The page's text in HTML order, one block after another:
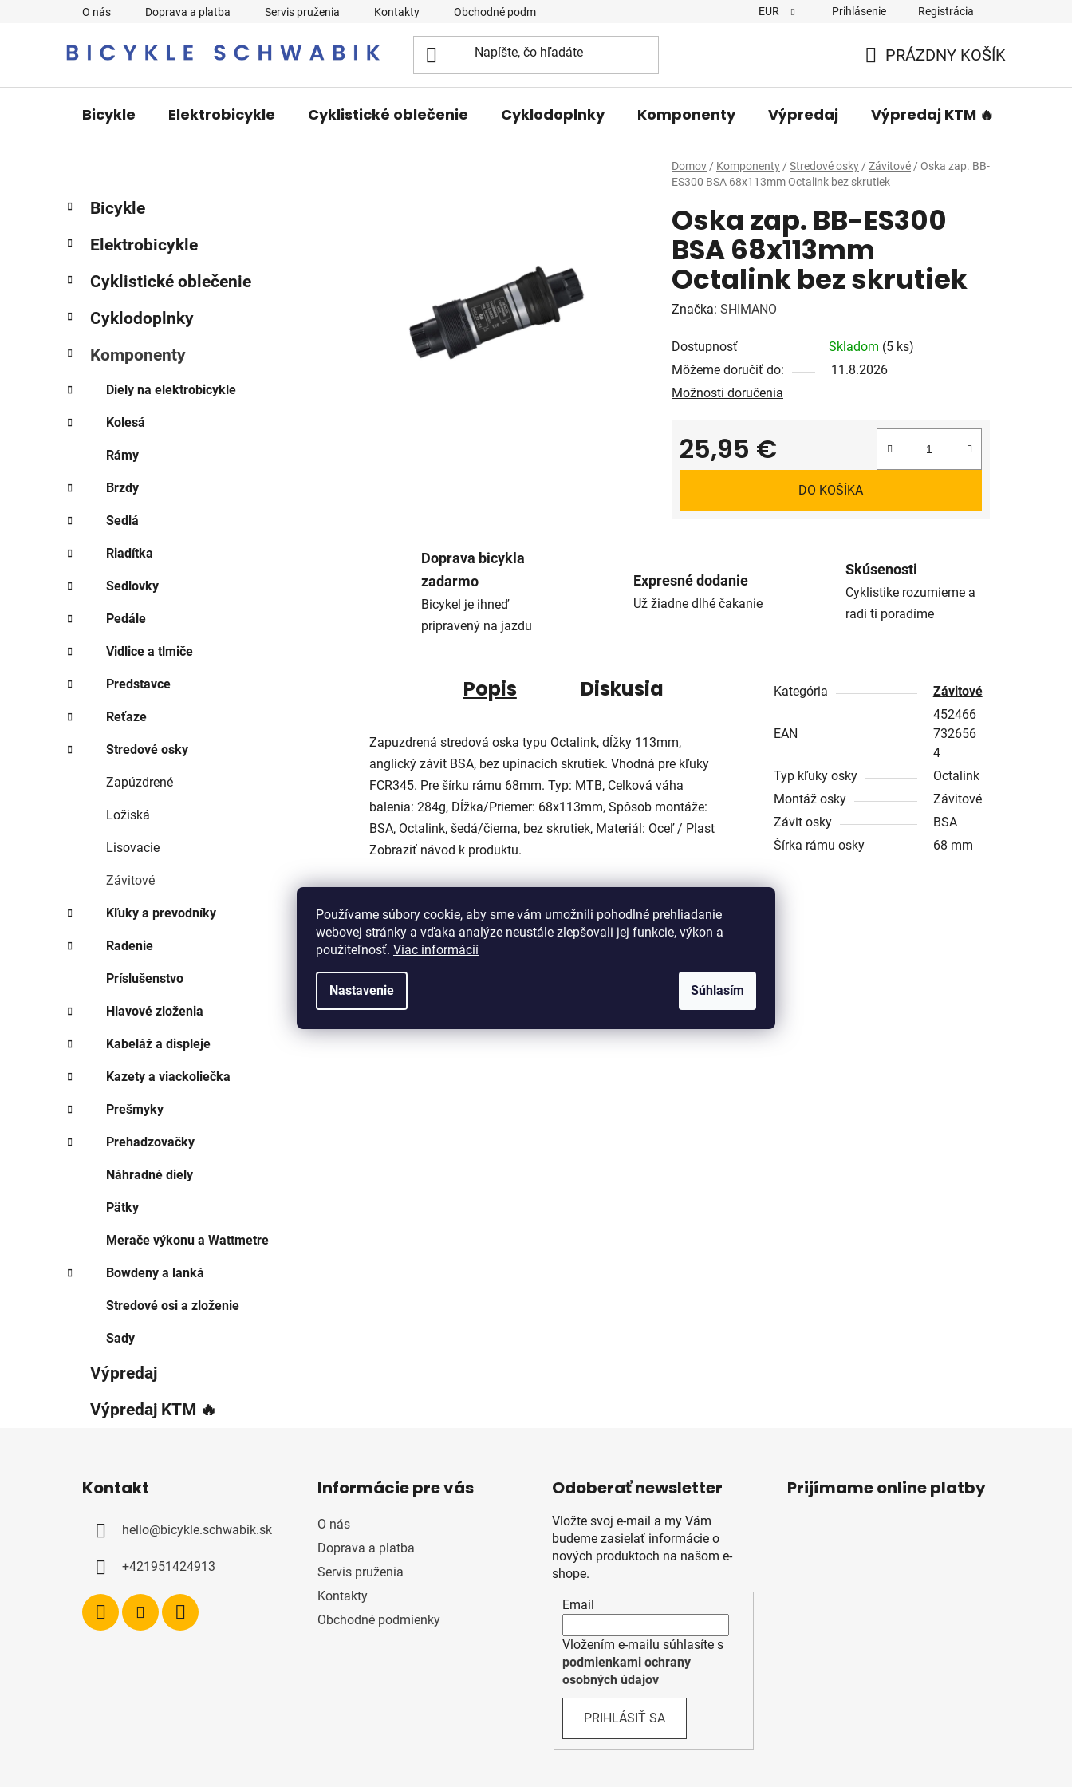
Používame súbory cookie, aby sme vám umožnili pohodlné prehliadanie
webovej stránky a vďaka analýze neustále zlepšovali jej funkcie, výkon a
použiteľnosť. Viac informácií
Nastavenie Súhlasím
O nás Doprava a platba Servis pruženia Kontakty Obchodné podmienky EUR Prihlásenie Registrácia
KOŠÍK
PRÁZDNY KOŠÍK
Bicykle Elektrobicykle Cyklistické oblečenie Cyklodoplnky Komponenty Výpredaj Výpredaj KTM 🔥
Domov / Komponenty / Stredové osky / Závitové / Oska zap. BB-
ES300 BSA 68x113mm Octalink bez skrutiek
B
o
č
ý
a
n
e
l
kategórie
K
a
e
ó
i
Bicykle
Elektrobicykle
Cyklistické oblečenie
Cyklodoplnky
Komponenty
Diely na elektrobicykle
Kolesá
Rámy
Brzdy
Sedlá
Riadítka
Sedlovky
Pedále
Vidlice a tlmiče
Predstavce
Reťaze
Stredové osky
Zapúzdrené
Ložiská
Lisovacie
Závitové
Kľuky a prevodníky
Radenie
Príslušenstvo
Hlavové zloženia
Kabeláž a displeje
Kazety a viackoliečka
Prešmyky
Prehadzovačky
Náhradné diely
Pätky
Merače výkonu a Wattmetre
Bowdeny a lanká
Stredové osi a zloženie
Sady
Výpredaj
Výpredaj KTM 🔥
Oska zap. BB-ES300
BSA 68x113mm
Octalink bez skrutiek
Značka: SHIMANO
Dostupnosť Skladom (5 ks)
Môžeme doručiť do:
11.8.2026
Možnosti doručenia
25,95 €
Jednotková cena:
DO KOŠÍKA
Doprava bicykla
zadarmo
Bicykel je ihneď
pripravený na jazdu
Expresné dodanie
Už žiadne dlhé čakanie
Skúsenosti
Cyklistike rozumieme a
radi ti poradíme
Popis Diskusia
Zapuzdrená stredová oska typu Octalink, dĺžky 113mm,
anglický závit BSA, bez upínacích skrutiek. Vhodná pre kľuky
FCR345. Pre šírku rámu 68mm. Typ: MTB, Celková váha
balenia: 284g, Dĺžka/Priemer: 68x113mm, Spôsob montáže:
BSA, Octalink, šedá/čierna, bez skrutiek, Materiál: Oceľ / Plast
Zobraziť návod k produktu.
Kategória Závitové
EAN
452466
732656
4
Typ kľuky osky
Octalink
Montáž osky
Závitové
Závit osky
BSA
Šírka rámu osky
68 mm
Kontakt
hello@bicykle.schwabik.sk
+421951424913
Informácie pre vás
O nás
Doprava a platba
Servis pruženia
Kontakty
Obchodné podmienky
Odoberať newsletter
Vložte svoj e-mail a my Vám
budeme zasielať informácie o
nových produktoch na našom e-
shope.
Email
Vložením e-mailu súhlasíte s
podmienkami ochrany
osobných údajov
PRIHLÁSIŤ SA
Prijímame online platby